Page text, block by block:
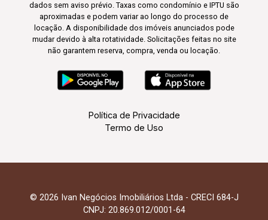
dados sem aviso prévio. Taxas como condomínio e IPTU são
aproximadas e podem variar ao longo do processo de
locação. A disponibilidade dos imóveis anunciados pode
mudar devido à alta rotatividade. Solicitações feitas no site
não garantem reserva, compra, venda ou locação.
Política de Privacidade
Termo de Uso
© 2026 Ivan Negócios Imobiliários Ltda - CRECI 684-J
CNPJ: 20.869.012/0001-64